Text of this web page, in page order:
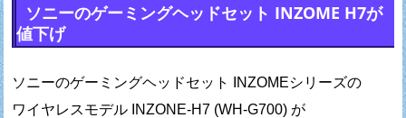
ソニーのゲーミングヘッドセット INZOME H7が
値下げ
ソニーのゲーミングヘッドセット INZOMEシリーズの
ワイヤレスモデル INZONE-H7 (WH-G700) が